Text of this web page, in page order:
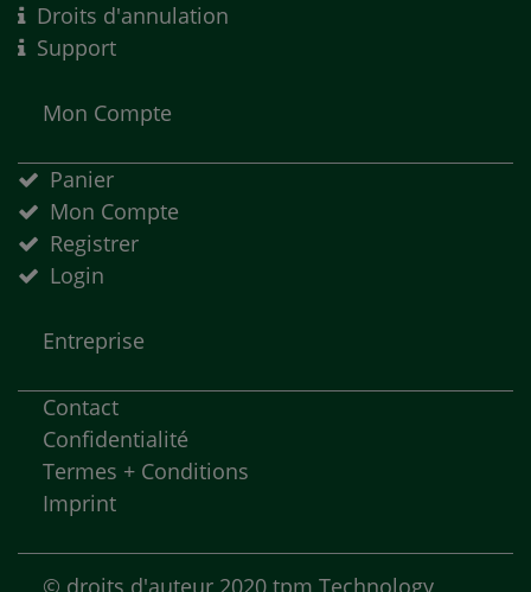
Droits d'annulation
Support
Mon Compte
Panier
Mon Compte
Registrer
Login
Entreprise
Contact
Confidentialité
Termes + Conditions
Imprint